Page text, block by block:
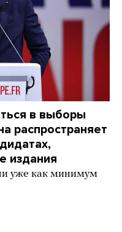
в выборы
распространяет
издания
уже как минимум